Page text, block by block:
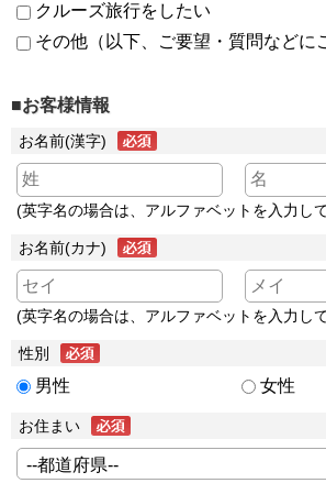
クルーズ旅行をしたい
その他（以下、ご要望・質問などに
■お客様情報
お名前(漢字)
(英字名の場合は、アルファベットを入力し
お名前(カナ)
(英字名の場合は、アルファベットを入力し
性別
男性 女性
お住まい